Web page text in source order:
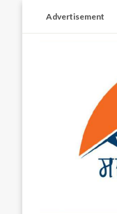
Advertisement